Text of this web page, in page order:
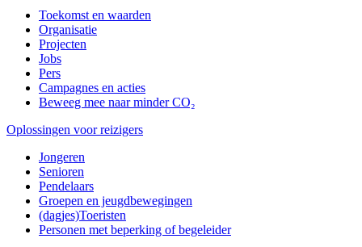
Toekomst en waarden
Organisatie
Projecten
Jobs
Pers
Campagnes en acties
Beweeg mee naar minder CO₂
Oplossingen voor reizigers
Jongeren
Senioren
Pendelaars
Groepen en jeugdbewegingen
(dagjes)Toeristen
Personen met beperking of begeleider